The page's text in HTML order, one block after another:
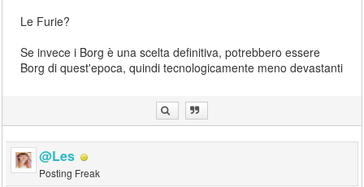
Le Furie?
Se invece i Borg è una scelta definitiva, potrebbero essere
Borg di quest'epoca, quindi tecnologicamente meno devastanti
@Les
Posting Freak